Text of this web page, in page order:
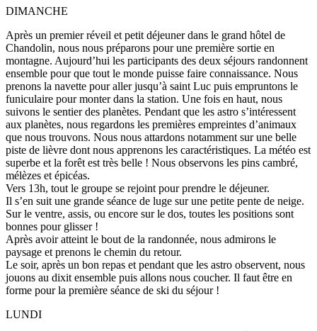
DIMANCHE
Après un premier réveil et petit déjeuner dans le grand hôtel de
Chandolin, nous nous préparons pour une première sortie en
montagne. Aujourd’hui les participants des deux séjours randonnent
ensemble pour que tout le monde puisse faire connaissance. Nous
prenons la navette pour aller jusqu’à saint Luc puis empruntons le
funiculaire pour monter dans la station. Une fois en haut, nous
suivons le sentier des planètes. Pendant que les astro s’intéressent
aux planètes, nous regardons les premières empreintes d’animaux
que nous trouvons. Nous nous attardons notamment sur une belle
piste de lièvre dont nous apprenons les caractéristiques. La météo est
superbe et la forêt est très belle ! Nous observons les pins cambré,
mélèzes et épicéas.
Vers 13h, tout le groupe se rejoint pour prendre le déjeuner.
Il s’en suit une grande séance de luge sur une petite pente de neige.
Sur le ventre, assis, ou encore sur le dos, toutes les positions sont
bonnes pour glisser !
Après avoir atteint le bout de la randonnée, nous admirons le
paysage et prenons le chemin du retour.
Le soir, après un bon repas et pendant que les astro observent, nous
jouons au dixit ensemble puis allons nous coucher. Il faut être en
forme pour la première séance de ski du séjour !
LUNDI